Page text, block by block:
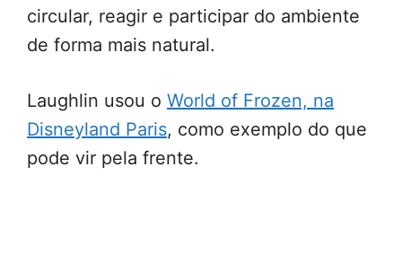
circular, reagir e participar do ambiente
de forma mais natural.
Laughlin usou o World of Frozen, na
Disneyland Paris, como exemplo do que
pode vir pela frente.